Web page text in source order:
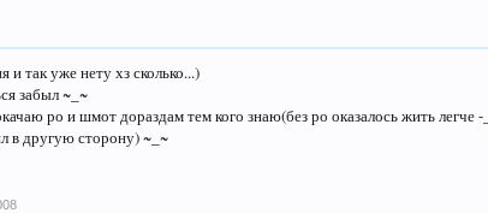
и так уже нету хз сколько...)
забыл ~_~
ро и шмот дораздам тем кого знаю(без ро оказалось жить
в другую сторону) ~_~